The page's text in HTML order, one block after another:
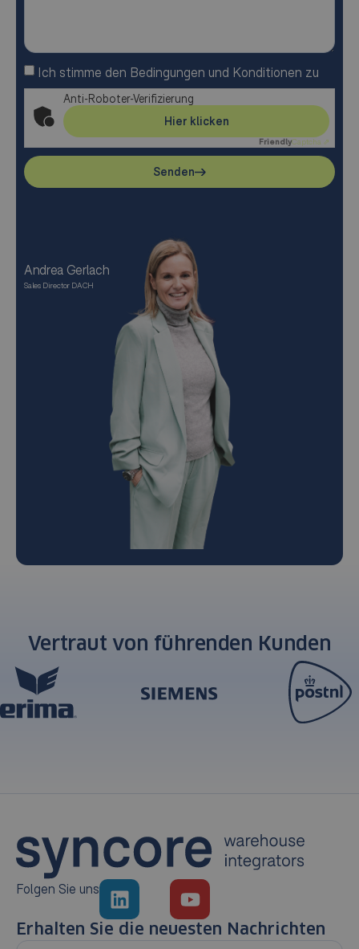
Andrea Gerlach
Sales Director DACH
Ich stimme den Bedingungen und Konditionen zu
Anti-Roboter-Verifizierung
Hier klicken
FriendlyCaptcha ⇗
Senden
Vertraut von führenden Kunden
Folgen Sie uns
Erhalten Sie die neuesten Nachrichten